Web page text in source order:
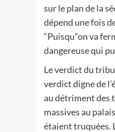
sur le plan de la
dépend une fois
“Puisqu”on va
dangereuse qui
Le verdict du
verdict digne de
au détriment des
massives au
étaient truquées.